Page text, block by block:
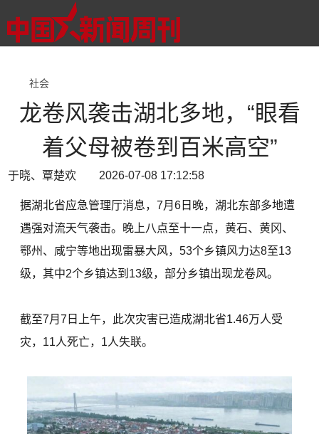
社会
龙卷风袭击湖北多地，“眼看
着父母被卷到百米高空”
于晓、覃楚欢 2026-07-08 17:12:58
据湖北省应急管理厅消息，7月6日晚，湖北东部多地遭
遇强对流天气袭击。晚上八点至十一点，黄石、黄冈、
鄂州、咸宁等地出现雷暴大风，53个乡镇风力达8至13
级，其中2个乡镇达到13级，部分乡镇出现龙卷风。
截至7月7日上午，此次灾害已造成湖北省1.46万人受
灾，11人死亡，1人失联。